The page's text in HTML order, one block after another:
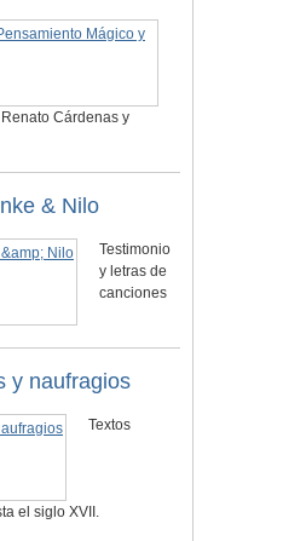
Cárdenas y
& Nilo
Testimonio
y letras de
canciones
y naufragios
Textos
el siglo XVII.